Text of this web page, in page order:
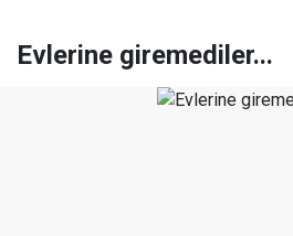
Evlerine giremediler...